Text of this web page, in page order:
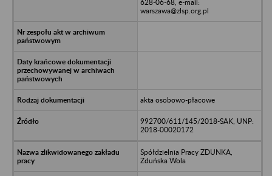
628-06-68, e-mail:
warszawa@zlsp.org.pl
akta osobowo-płacowe
992700/611/145/2018-SAK, UNP:
2018-00020172
Spółdzielnia Pracy ZDUNKA,
Zduńska Wola